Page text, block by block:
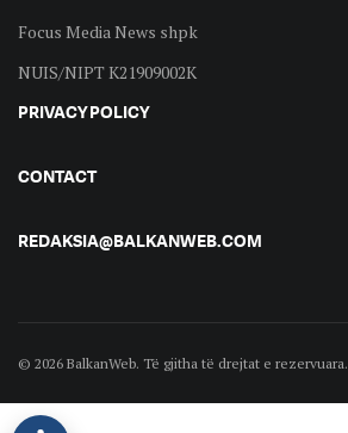
Focus Media News shpk
NUIS/NIPT K21909002K
PRIVACY POLICY
CONTACT
REDAKSIA@BALKANWEB.COM
© 2026 BalkanWeb. Të gjitha të drejtat e rezervuara.